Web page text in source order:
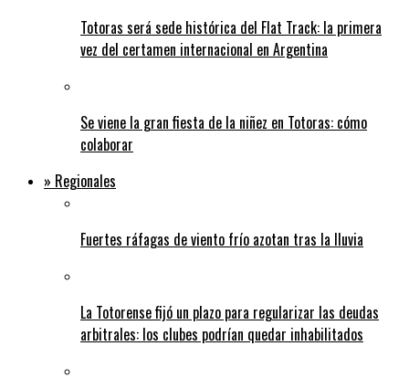
Totoras será sede histórica del Flat Track: la primera
vez del certamen internacional en Argentina
Se viene la gran fiesta de la niñez en Totoras: cómo
colaborar
» Regionales
Fuertes ráfagas de viento frío azotan tras la lluvia
La Totorense fijó un plazo para regularizar las deudas
arbitrales: los clubes podrían quedar inhabilitados